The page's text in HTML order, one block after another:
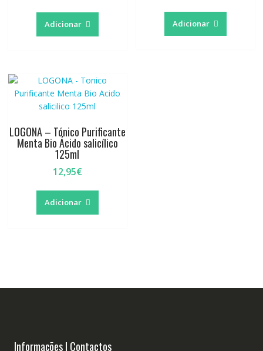
original
era:
Adicionar Adicionar
LOGONA – Tónico Purificante
Menta Bio Ácido salicílico
125ml
12,95€
Adicionar
Informações | Contactos